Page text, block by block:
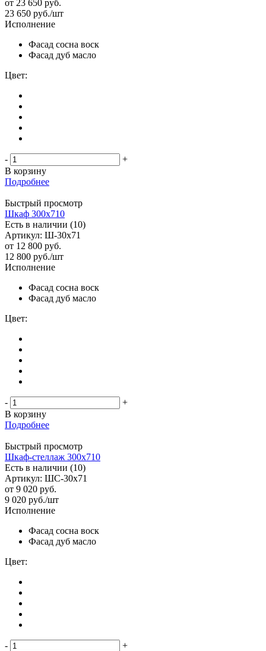
от 23 650 руб.
23 650 руб./шт
Исполнение
Фасад сосна воск
Фасад дуб масло
Цвет:
-
+
В корзину
Подробнее
Быстрый просмотр
Шкаф 300х710
Есть в наличии (10)
Артикул: Ш-30х71
от 12 800 руб.
12 800 руб./шт
Исполнение
Фасад сосна воск
Фасад дуб масло
Цвет:
-
+
В корзину
Подробнее
Быстрый просмотр
Шкаф-стеллаж 300х710
Есть в наличии (10)
Артикул: ШС-30х71
от 9 020 руб.
9 020 руб./шт
Исполнение
Фасад сосна воск
Фасад дуб масло
Цвет:
-
+